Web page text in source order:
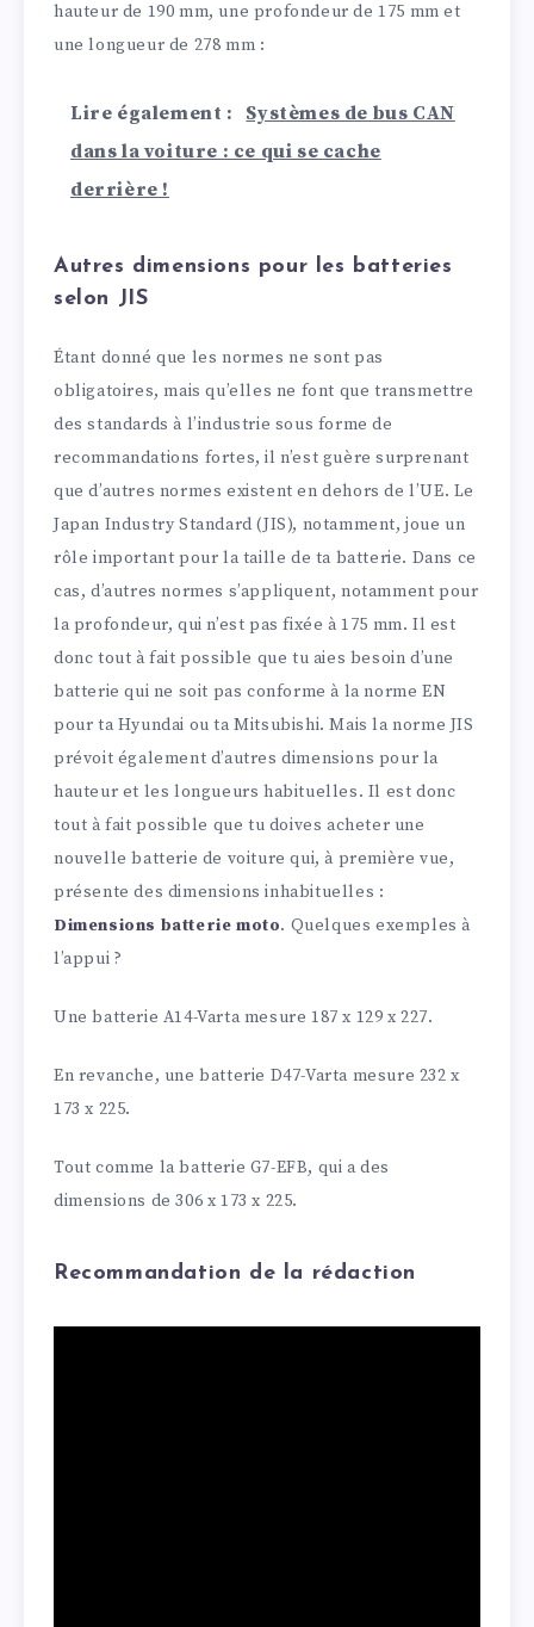
hauteur de 190 mm, une profondeur de 175 mm et
une longueur de 278 mm :
Lire également :
Systèmes de bus CAN
dans la voiture : ce qui se cache
derrière !
Autres dimensions pour les batteries
selon JIS
Étant donné que les normes ne sont pas
obligatoires, mais qu’elles ne font que transmettre
des standards à l’industrie sous forme de
recommandations fortes, il n’est guère surprenant
que d’autres normes existent en dehors de l’UE. Le
Japan Industry Standard (JIS), notamment, joue un
rôle important pour la taille de ta batterie. Dans ce
cas, d’autres normes s’appliquent, notamment pour
la profondeur, qui n’est pas fixée à 175 mm. Il est
donc tout à fait possible que tu aies besoin d’une
batterie qui ne soit pas conforme à la norme EN
pour ta Hyundai ou ta Mitsubishi. Mais la norme JIS
prévoit également d’autres dimensions pour la
hauteur et les longueurs habituelles. Il est donc
tout à fait possible que tu doives acheter une
nouvelle batterie de voiture qui, à première vue,
présente des dimensions inhabituelles :
Dimensions batterie moto. Quelques exemples à
l’appui ?
Une batterie A14-Varta mesure 187 x 129 x 227.
En revanche, une batterie D47-Varta mesure 232 x
173 x 225.
Tout comme la batterie G7-EFB, qui a des
dimensions de 306 x 173 x 225.
Recommandation de la rédaction